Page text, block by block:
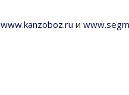
www.kanzoboz.ru и